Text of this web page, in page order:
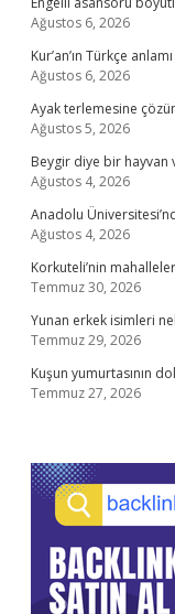
Ağustos 6, 2026
Kur’an’ın Türkçe
Ağustos 6, 2026
Ayak terlemesine
Ağustos 5, 2026
Beygir diye bir hayvan
Ağustos 4, 2026
Anadolu
Ağustos 4, 2026
Korkuteli’nin
Temmuz 30, 2026
Yunan erkek isimleri
Temmuz 29, 2026
Kuşun yumurtasının
Temmuz 27, 2026